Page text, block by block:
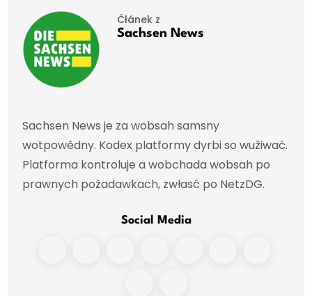
Čłánek z
Sachsen News
Sachsen News je za wobsah samsny
wotpowědny. Kodex platformy dyrbi so wužiwać.
Platforma kontroluje a wobchada wobsah po
prawnych požadawkach, zwłasć po NetzDG.
Social Media